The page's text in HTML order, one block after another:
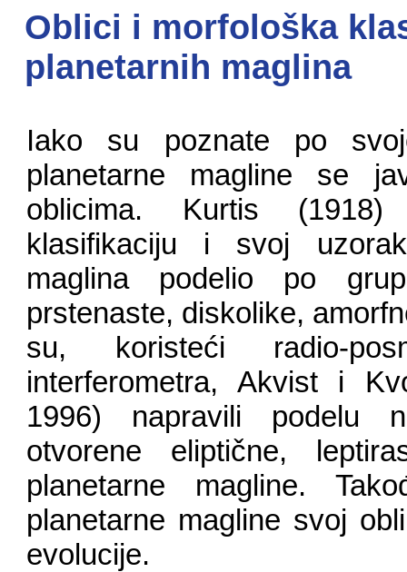
Oblici i morfološka
planetarnih maglina
Iako su poznate po
planetarne magline se
oblicima. Kurtis
klasifikaciju i svoj
maglina podelio po
prstenaste, diskolike,
su, koristeći radio-
interferometra, Akvist i
1996) napravili podelu
otvorene eliptične,
planetarne magline.
planetarne magline svoj
evolucije.